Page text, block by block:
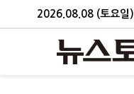
2026.08.08 (토요일)